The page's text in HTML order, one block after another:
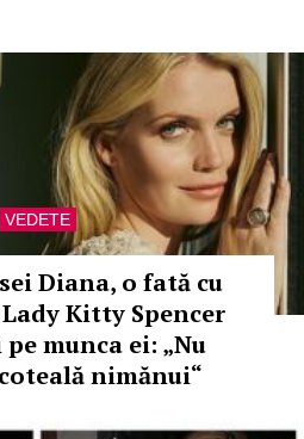
VEDETE
Diana, o fată cu
Kitty Spencer
munca ei: „Nu
nimănui“